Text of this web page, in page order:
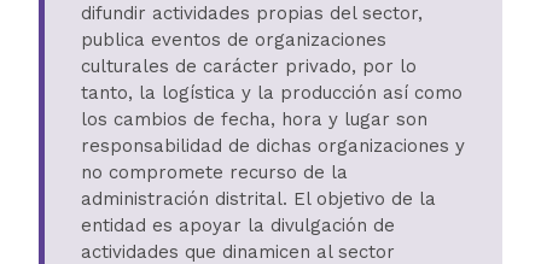
difundir actividades propias del sector,
publica eventos de organizaciones
culturales de carácter privado, por lo
tanto, la logística y la producción así como
los cambios de fecha, hora y lugar son
responsabilidad de dichas organizaciones y
no compromete recurso de la
administración distrital. El objetivo de la
entidad es apoyar la divulgación de
actividades que dinamicen al sector